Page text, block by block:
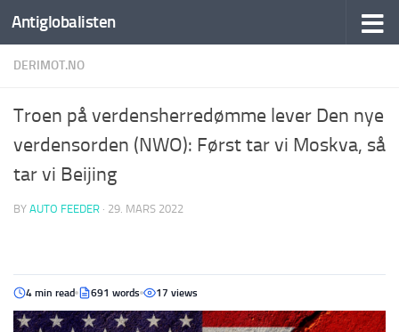
Antiglobalisten
DERIMOT.NO
Troen på verdensherredømme lever Den nye
verdensorden (NWO): Først tar vi Moskva, så
tar vi Beijing
BY AUTO FEEDER · 29. MARS 2022
4 min read 691 words 17 views